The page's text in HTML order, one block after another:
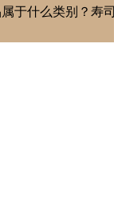
于什么类别？寿